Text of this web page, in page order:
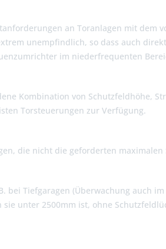
an Toranlagen mit dem
unempfindlich, so dass auch
im niederfrequenten
Kombination von Schutzfeldhöhe,
Torsteuerungen zur Verfügung.
die nicht die geforderten
Tiefgaragen (Überwachung auch
unter 2500mm ist, ohne